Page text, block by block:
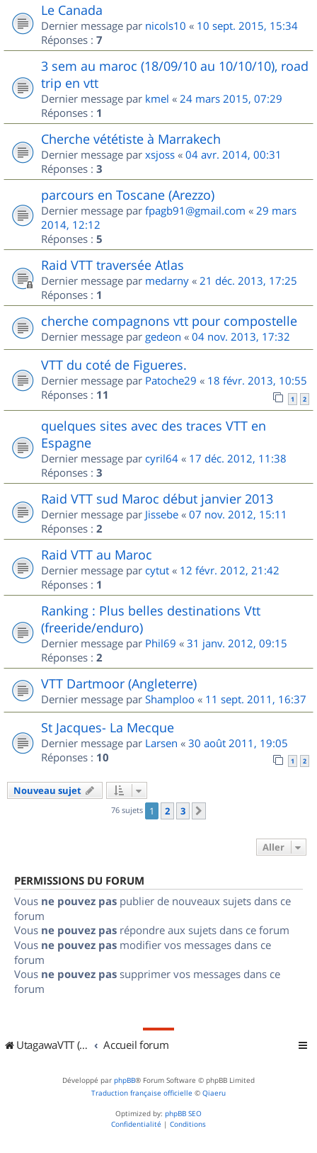
Le Canada
Dernier message par nicols10 « 10 sept. 2015, 15:34
Réponses : 7
3 sem au maroc (18/09/10 au 10/10/10), road
trip en vtt
Dernier message par kmel « 24 mars 2015, 07:29
Réponses : 1
Cherche vététiste à Marrakech
Dernier message par xsjoss « 04 avr. 2014, 00:31
Réponses : 3
parcours en Toscane (Arezzo)
Dernier message par fpagb91@gmail.com « 29 mars
2014, 12:12
Réponses : 5
Raid VTT traversée Atlas
Dernier message par medarny « 21 déc. 2013, 17:25
Réponses : 1
cherche compagnons vtt pour compostelle
Dernier message par gedeon « 04 nov. 2013, 17:32
VTT du coté de Figueres.
Dernier message par Patoche29 « 18 févr. 2013, 10:55
Réponses : 11 1 2
quelques sites avec des traces VTT en
Espagne
Dernier message par cyril64 « 17 déc. 2012, 11:38
Réponses : 3
Raid VTT sud Maroc début janvier 2013
Dernier message par Jissebe « 07 nov. 2012, 15:11
Réponses : 2
Raid VTT au Maroc
Dernier message par cytut « 12 févr. 2012, 21:42
Réponses : 1
Ranking : Plus belles destinations Vtt
(freeride/enduro)
Dernier message par Phil69 « 31 janv. 2012, 09:15
Réponses : 2
VTT Dartmoor (Angleterre)
Dernier message par Shamploo « 11 sept. 2011, 16:37
St Jacques- La Mecque
Dernier message par Larsen « 30 août 2011, 19:05
Réponses : 10 1 2
Nouveau sujet
76 sujets 1 2 3
Aller
PERMISSIONS DU FORUM
Vous ne pouvez pas publier de nouveaux sujets dans ce
forum
Vous ne pouvez pas répondre aux sujets dans ce forum
Vous ne pouvez pas modifier vos messages dans ce
forum
Vous ne pouvez pas supprimer vos messages dans ce
forum
UtagawaVTT (Randos VTT et VTTAE avec traces GPS) Accueil forum
Développé par phpBB® Forum Software © phpBB Limited
Traduction française officielle © Qiaeru
Optimized by: phpBB SEO
Confidentialité | Conditions